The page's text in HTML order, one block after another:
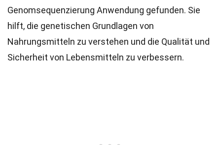
Genomsequenzierung Anwendung gefunden. Sie
hilft, die genetischen Grundlagen von
Nahrungsmitteln zu verstehen und die Qualität und
Sicherheit von Lebensmitteln zu verbessern.